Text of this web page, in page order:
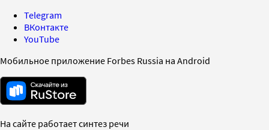
Telegram
ВКонтакте
YouTube
Мобильное приложение Forbes Russia на Android
На сайте работает синтез речи